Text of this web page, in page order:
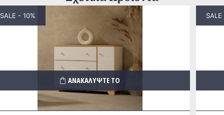
SALE - 10%
ΑΝΑΚΑΛΥΨΤΕ ΤΟ